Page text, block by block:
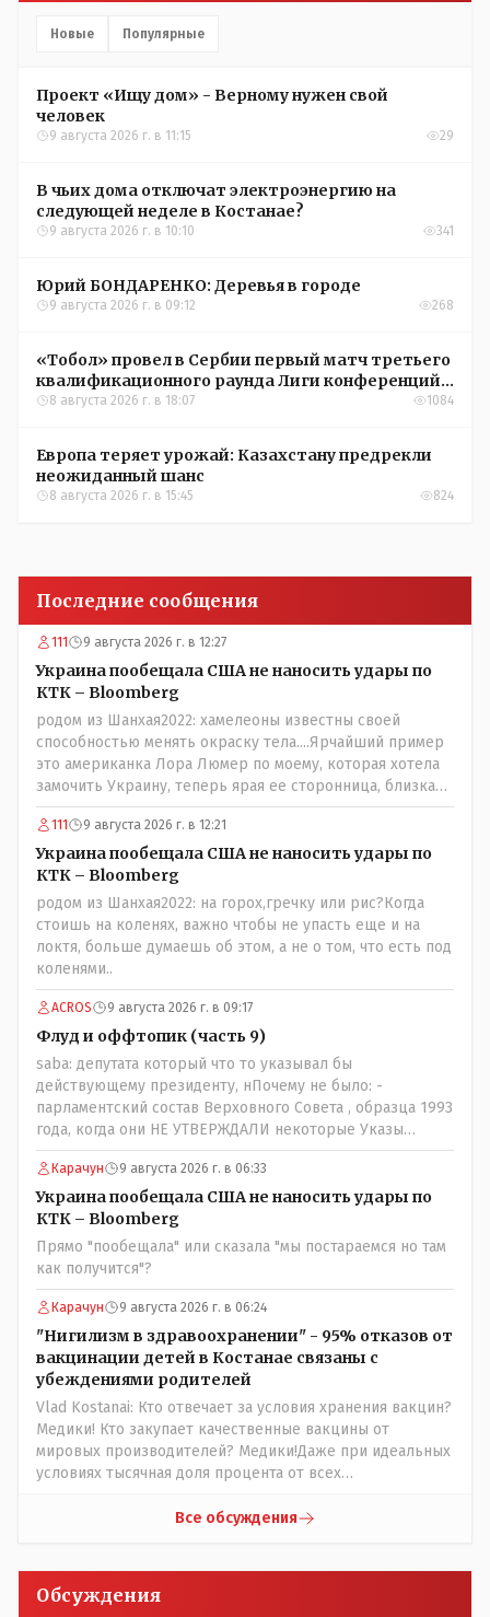
Новые Популярные
Проект «Ищу дом» - Верному нужен свой
человек
9 августа 2026 г. в 11:15 29
В чьих дома отключат электроэнергию на
следующей неделе в Костанае?
9 августа 2026 г. в 10:10 341
Юрий БОНДАРЕНКО: Деревья в городе
9 августа 2026 г. в 09:12 268
«Тобол» провел в Сербии первый матч третьего
квалификационного раунда Лиги конференций
УЕФА
8 августа 2026 г. в 18:07 1084
Европа теряет урожай: Казахстану предрекли
неожиданный шанс
8 августа 2026 г. в 15:45 824
Последние сообщения
111 9 августа 2026 г. в 12:27
Украина пообещала США не наносить удары по
КТК – Bloomberg
родом из Шанхая2022: хамелеоны известны своей
способностью менять окраску тела....Ярчайший пример
это американка Лора Люмер по моему, которая хотела
замочить Украину, теперь ярая ее сторонница, близкая
к Трампу. Ну и западные страны тем более, которые
предоставляли Зеленскому убежище, чтоб он бежал и
которые развернулись потом на 180 или 360 градусов,
посмотрев на того, как он не сдался, но ты же там сам
живешь и многое знаешь о тех, на кого работаешь.. Это
просто прагматизм и ничего личного. Победим мы, они
встанут под нас и наоборот и все это понимают..
111 9 августа 2026 г. в 12:21
Украина пообещала США не наносить удары по
КТК – Bloomberg
родом из Шанхая2022: на горох,гречку или рис?Когда
стоишь на коленях, важно чтобы не упасть еще и на
локтя, больше думаешь об этом, а не о том, что есть под
коленями..
ACROS 9 августа 2026 г. в 09:17
Флуд и оффтопик (часть 9)
saba: депутата который что то указывал бы
действующему президенту, нПочему не было: -
парламентский состав Верховного Совета , образца 1993
года, когда они НЕ УТВЕРЖДАЛИ некоторые Указы
Назарбаева, особенно в части выборов и перевыборов и
некоторых вопросах внутренней политики, и тогда
Назарбай волевым Указом РАСПУСТИЛ этот бунтарский
состав. Имя - Серикболсын Абдильдин вам знакомо -
юывший секретарь ЦК КП Казахстана , впоследствии -
депутат Верховного Совета и Мажлиса и Председатель
партии коммунстов- он в то время и после и причём
НЕОДНОКРАТНО, указывал и многократно на недостатки
Назарбая и предлагал ему самому ДОБРОВОЛЬНО уйти с
поста Президента.
Карачун 9 августа 2026 г. в 06:33
Украина пообещала США не наносить удары по
КТК – Bloomberg
Прямо "пообещала" или сказала "мы постараемся но там
как получится"?
Карачун 9 августа 2026 г. в 06:24
"Нигилизм в здравоохранении" - 95% отказов от
вакцинации детей в Костанае связаны с
убеждениями родителей
Vlad Kostanai: Кто отвечает за условия хранения вакцин?
Медики! Кто закупает качественные вакцины от
мировых производителей? Медики!Даже при идеальных
условиях тысячная доля процента от всех
прививки. Бумага нужна как защита от дол.....бов не
люди и отказываются и я в том числе своих не
прививал.Лично я вам и тем другим людям благодарен.
Все обсуждения
Обсуждения